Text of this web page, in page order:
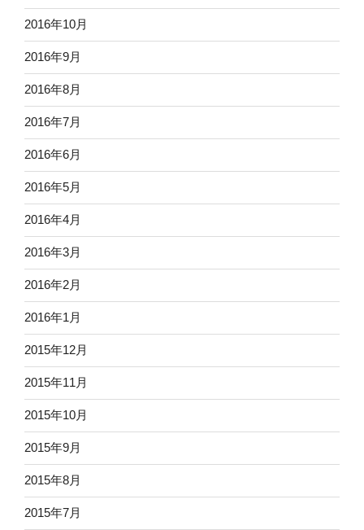
2016年10月
2016年9月
2016年8月
2016年7月
2016年6月
2016年5月
2016年4月
2016年3月
2016年2月
2016年1月
2015年12月
2015年11月
2015年10月
2015年9月
2015年8月
2015年7月